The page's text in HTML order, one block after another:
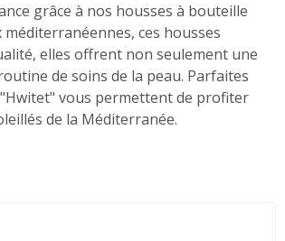
grâce à nos housses à bouteille
ces housses
elles offrent non seulement une
de soins de la peau. Parfaites
vous permettent de profiter
de la Méditerranée.